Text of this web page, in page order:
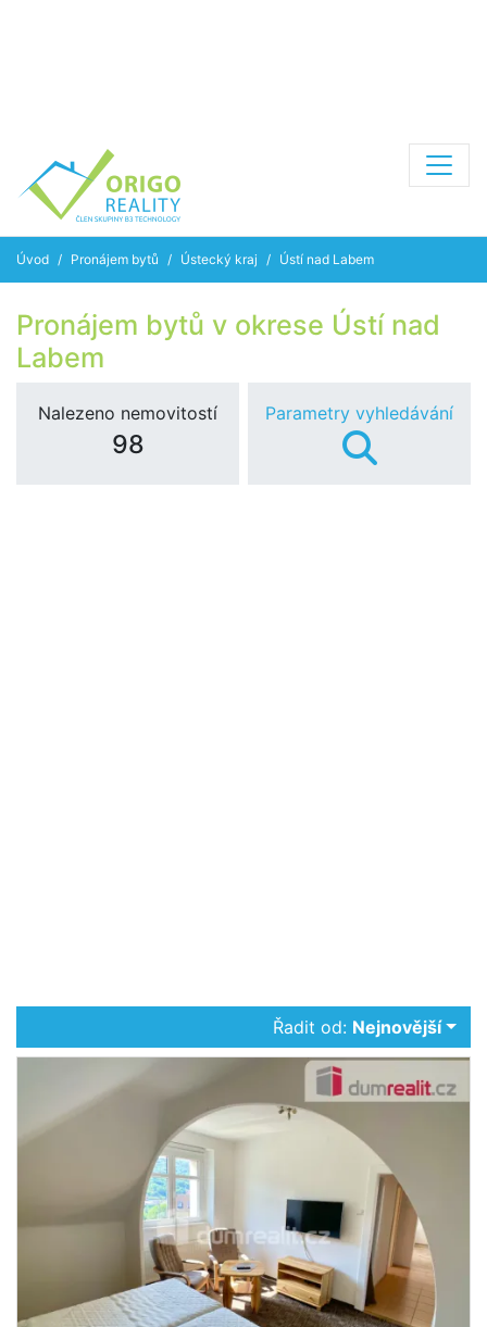
Úvod Pronájem bytů Ústecký kraj Ústí nad Labem
Pronájem bytů v okrese Ústí nad
Labem
Nalezeno nemovitostí
98
Parametry vyhledávání
Řadit od: Nejnovější